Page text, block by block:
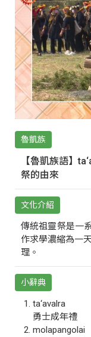
魯凱族
【魯凱族語】
祭的由來
文化介紹
傳統祖靈祭是一
作求學濃縮為一
理。
小辭典
ta‘avalra
勇士成年禮
molapangolai